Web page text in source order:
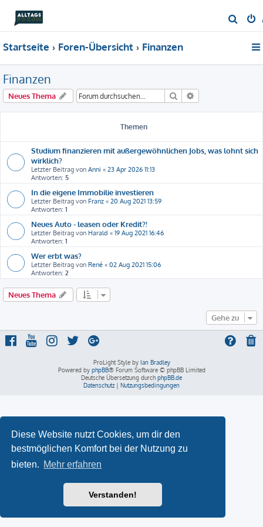
Diese Website nutzt Cookies, um dir den
bestmöglichen Komfort bei der Nutzung zu
bieten. Mehr erfahren
Verstanden!
u
Startseite Foren-Übersicht Finanzen
Finanzen
Neues Thema Suche
Themen
Studium finanzieren mit außergewöhnlichen Jobs, was lohnt sich
wirklich?
Letzter Beitrag von Anni « 23 Apr 2026 11:13
Antworten: 5
In die eigene Immobilie investieren
Letzter Beitrag von Franz « 20 Aug 2021 13:59
Antworten: 1
Neues Auto - leasen oder Kredit?!
Letzter Beitrag von Harald « 19 Aug 2021 16:46
Antworten: 1
Wer erbt was?
Letzter Beitrag von René « 02 Aug 2021 15:06
Antworten: 2
Neues Thema
Gehe zu
ProLight Style by Ian Bradley
Powered by phpBB® Forum Software © phpBB Limited
Deutsche Übersetzung durch phpBB.de
Datenschutz | Nutzungsbedingungen